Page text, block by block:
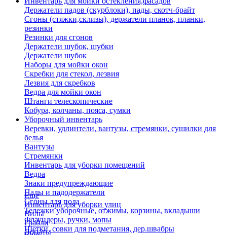
Держатели падов (скурблоки), пады, скотч-брайт
Сгоны (стяжки,склизы), держатели планок, планки,
резинки
Резинки для сгонов
Держатели шубок, шубки
Держатели шубок
Наборы для мойки окон
Скребки для стекол, лезвия
Лезвия для скребков
Ведра для мойки окон
Штанги телескопические
Кобура, колчаны, пояса, сумки
Уборочный инвентарь
Веревки, удлинтели, вантузы, стремянки, сушилки для
белья
Вантузы
Стремянки
Инвентарь для уборки помещений
Ведра
Знаки предупреждающие
Пады и падодержатели
Сгоны для пола
Тележки уборочные, отжимы, корзины, вкладыши
Флаундеры, ручки, мопы
Щетки, совки для подметания, дер.швабры
Еще
Инвентарь для уборки улиц
Вилы
Грабли
Лопаты